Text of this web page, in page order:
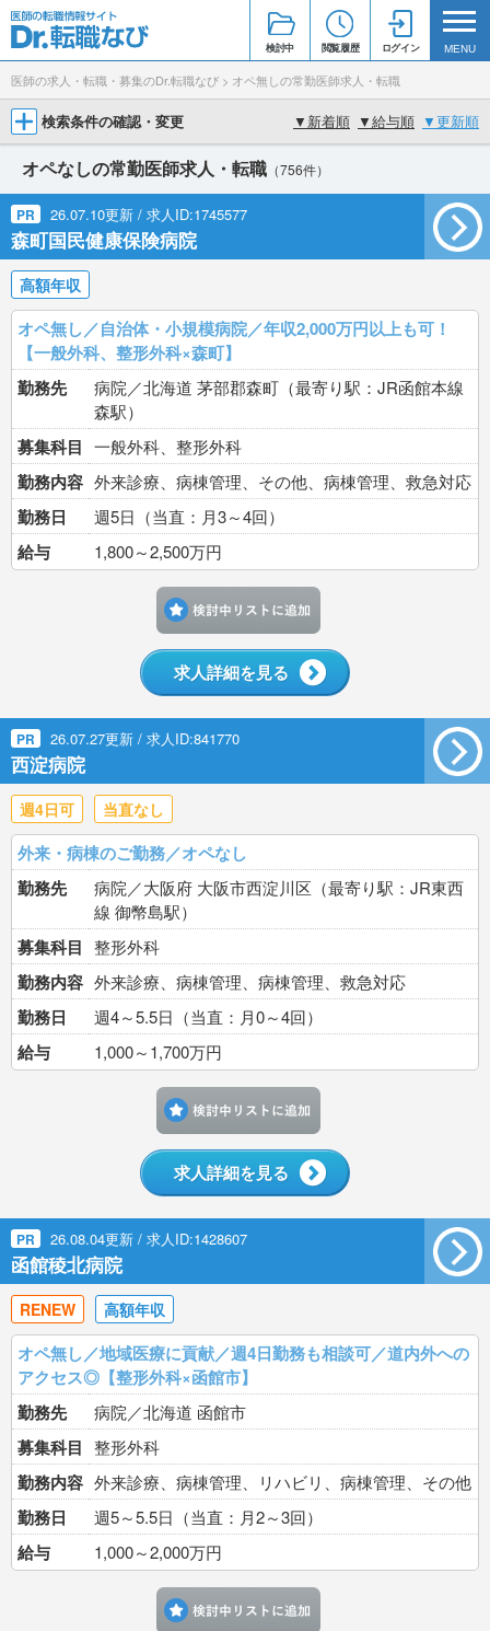
検討中 閲覧履歴 ログイン MENU
医師の求人・転職・募集のDr.転職なび > オペ無しの常勤医師求人・転職
検索条件の確認・変更 ▼ 新着順 ▼給与順 ▼更新順
オペなしの常勤医師求人・転職 （756件）
PR 26.07.10更新 / 求人ID:1745577
森町国民健康保険病院
高額年収
オペ無し／自治体・小規模病院／年収2,000万円以上も可！
【一般外科、整形外科×森町】
勤務先
病院／北海道 茅部郡森町（最寄り駅：JR函館本線
森駅）
募集科目 一般外科、整形外科
勤務内容 外来診療、病棟管理、その他、病棟管理、救急対応
勤務日 週5日（当直：月3～4回）
給与 1,800～2,500万円
求人詳細を見る
PR 26.07.27更新 / 求人ID:841770
西淀病院
週4日可 当直なし
外来・病棟のご勤務／オペなし
勤務先
病院／大阪府 大阪市西淀川区（最寄り駅：JR東西
線 御幣島駅）
募集科目 整形外科
勤務内容 外来診療、病棟管理、病棟管理、救急対応
勤務日 週4～5.5日（当直：月0～4回）
給与 1,000～1,700万円
求人詳細を見る
PR 26.08.04更新 / 求人ID:1428607
函館稜北病院
RENEW 高額年収
オペ無し／地域医療に貢献／週4日勤務も相談可／道内外への
アクセス◎【整形外科×函館市】
勤務先
病院／北海道 函館市
募集科目 整形外科
勤務内容 外来診療、病棟管理、リハビリ、病棟管理、その他
勤務日 週5～5.5日（当直：月2～3回）
給与 1,000～2,000万円